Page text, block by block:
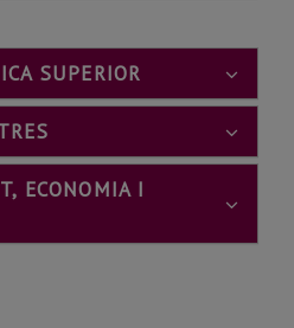
SUPERIOR
ECONOMIA I